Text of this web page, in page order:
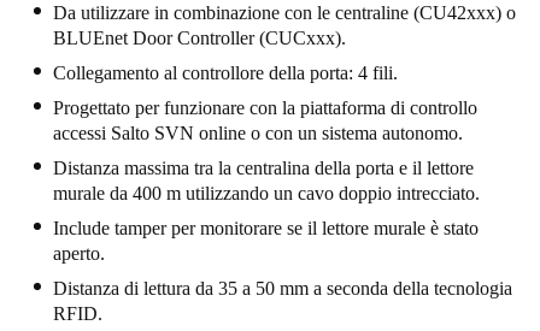
Italy
Italiano
Russia
Russian
Poland
Polski
Czech Republic
Da utilizzare in combinazione con le centraline (CU42xxx) o
BLUEnet Door Controller (CUCxxx).
Collegamento al controllore della porta: 4 fili.
Progettato per funzionare con la piattaforma di controllo
accessi Salto SVN online o con un sistema autonomo.
Distanza massima tra la centralina della porta e il lettore
murale da 400 m utilizzando un cavo doppio intrecciato.
Include tamper per monitorare se il lettore murale è stato
aperto.
Distanza di lettura da 35 a 50 mm a seconda della tecnologia
RFID.